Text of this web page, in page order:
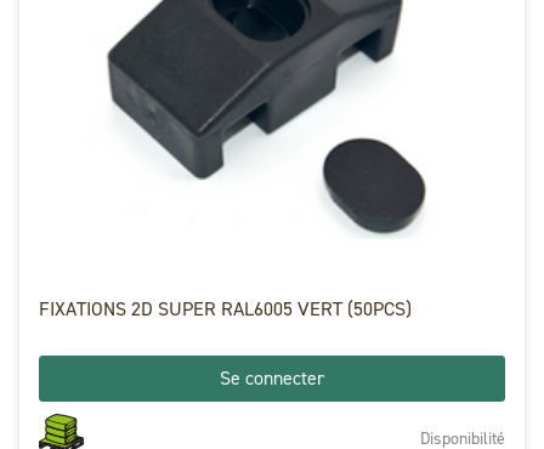
FIXATIONS 2D SUPER RAL6005 VERT (50PCS)
Se connecter
Disponibilité